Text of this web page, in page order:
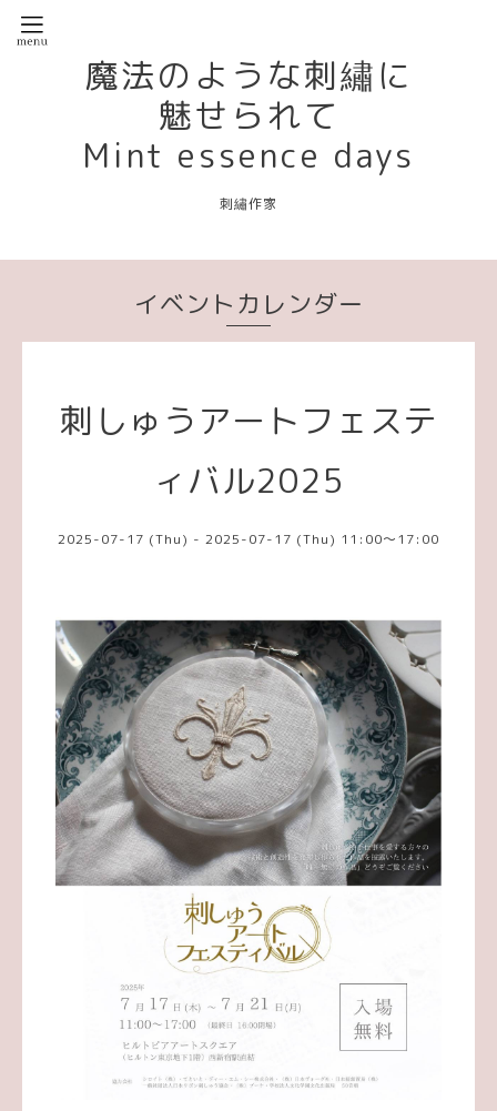
魔法のような刺繡に
魅せられて
Mint essence days
刺繡作家
イベントカレンダー
刺しゅうアートフェステ
ィバル2025
2025-07-17 (Thu) - 2025-07-17 (Thu) 11:00～17:00